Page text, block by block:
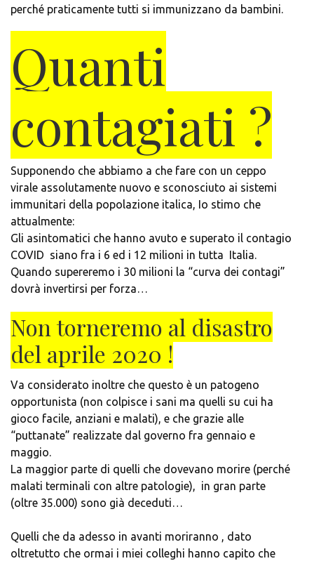
perché praticamente tutti si immunizzano da bambini.
Quanti
contagiati ?
Supponendo che abbiamo a che fare con un ceppo
virale assolutamente nuovo e sconosciuto ai sistemi
immunitari della popolazione italica, Io stimo che
attualmente:
Gli asintomatici che hanno avuto e superato il contagio
COVID siano fra i 6 ed i 12 milioni in tutta Italia.
Quando supereremo i 30 milioni la “curva dei contagi”
dovrà invertirsi per forza…
Non torneremo al disastro
del aprile 2020 !
Va considerato inoltre che questo è un patogeno
opportunista (non colpisce i sani ma quelli su cui ha
gioco facile, anziani e malati), e che grazie alle
“puttanate” realizzate dal governo fra gennaio e
maggio.
La maggior parte di quelli che dovevano morire (perché
malati terminali con altre patologie), in gran parte
(oltre 35.000) sono già deceduti…
Quelli che da adesso in avanti moriranno , dato
oltretutto che ormai i miei colleghi hanno capito che